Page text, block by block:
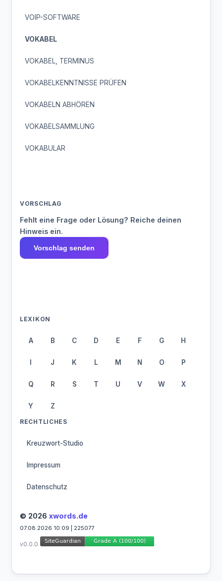
VOIP-SOFTWARE
VOKABEL
VOKABEL, TERMINUS
VOKABELKENNTNISSE PRÜFEN
VOKABELN ABHÖREN
VOKABELSAMMLUNG
VOKABULAR
VORSCHLAG
Fehlt eine Frage oder Lösung? Reiche deinen
Hinweis ein.
Vorschlag senden
LEXIKON
A B C D E F G H
I J K L M N O P
Q R S T U V W X
Y Z
RECHTLICHES
Kreuzwort-Studio
Impressum
Datenschutz
© 2026 xwords.de
07.08.2026 10:09 | 225077
v0.0.0